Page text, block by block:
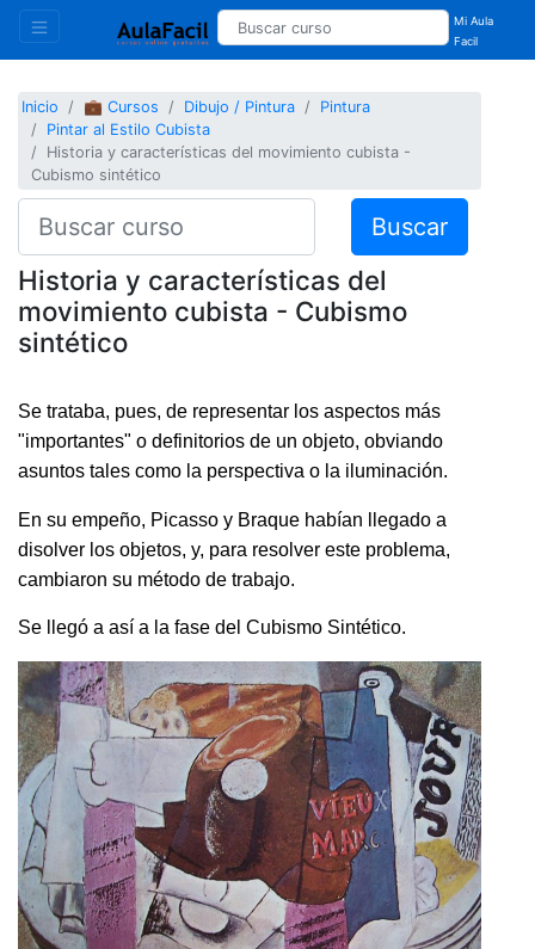
Mi Aula
Facil
Inicio 💼 Cursos Dibujo / Pintura
Pintura
Pintar al Estilo Cubista
Historia y características del movimiento cubista -
Cubismo sintético
Buscar
Historia y características del
movimiento cubista - Cubismo
sintético
Se trataba, pues, de representar los aspectos más
"importantes" o definitorios de un objeto, obviando
asuntos tales como la perspectiva o la iluminación.
En su empeño, Picasso y Braque habían llegado a
disolver los objetos, y, para resolver este problema,
cambiaron su método de trabajo.
Se llegó a así a la fase del Cubismo Sintético.